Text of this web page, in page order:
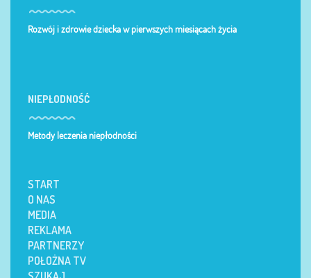
Rozwój i zdrowie dziecka w pierwszych miesiącach życia
NIEPŁODNOŚĆ
Metody leczenia niepłodności
START
O NAS
MEDIA
REKLAMA
PARTNERZY
POŁOŻNA TV